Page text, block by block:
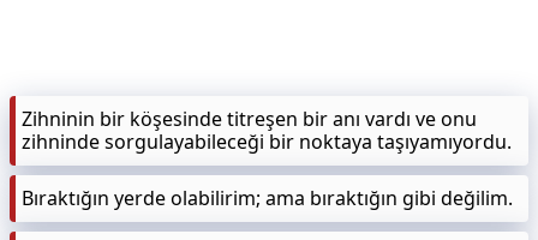
Zihninin bir köşesinde titreşen bir anı vardı ve onu
zihninde sorgulayabileceği bir noktaya taşıyamıyordu.
Bıraktığın yerde olabilirim; ama bıraktığın gibi değilim.